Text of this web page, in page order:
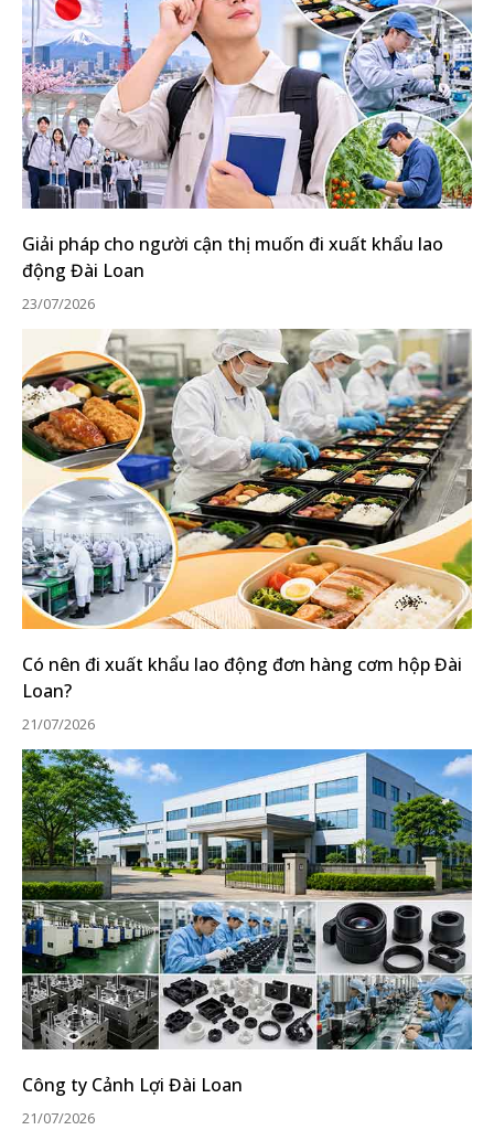
Giải pháp cho người cận thị muốn đi xuất khẩu lao
động Đài Loan
23/07/2026
Có nên đi xuất khẩu lao động đơn hàng cơm hộp Đài
Loan?
21/07/2026
Công ty Cảnh Lợi Đài Loan
21/07/2026